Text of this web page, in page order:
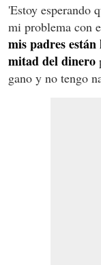
'Estoy esperando
mi problema con
mis padres
mitad del dinero
gano y no tengo